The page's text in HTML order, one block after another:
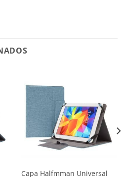
Capa Halfmman Universal